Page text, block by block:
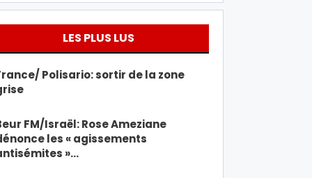
LES PLUS LUS
Polisario: sortir de la zone
FM/Israël: Rose Ameziane
les « agissements
»…